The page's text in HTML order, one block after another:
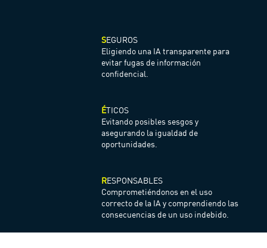
SEGUROS
Eligiendo una IA transparente para
evitar fugas de información
confidencial.
ÉTICOS
Evitando posibles sesgos y
asegurando la igualdad de
oportunidades.
RESPONSABLES
Comprometiéndonos en el uso
correcto de la IA y comprendiendo las
consecuencias de un uso indebido.